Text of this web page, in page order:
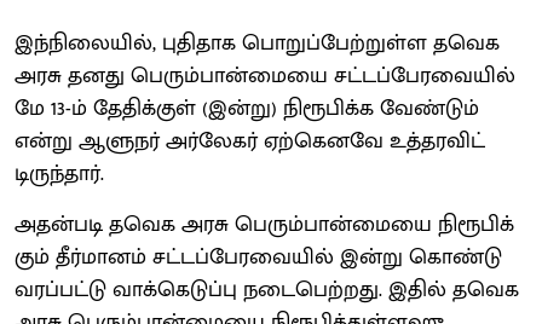
இந்​நிலை​யில், புதி​தாக பொறுப்​பேற்​றுள்ள தவெக
அரசு தனது பெரும்​பான்​மையை சட்​டப்​பேர​வை​யில்
மே 13-ம் தேதிக்​குள் (இன்று) நிரூபிக்க வேண்​டும்
என்று ஆளுநர் அர்​லேகர் ஏற்​கெனவே உத்​தர​விட்​
டிருந்தார்.
அதன்​படி தவெக அரசு பெரும்​பான்​மையை நிரூபிக்​
கும் தீர்​மானம் சட்​டப்​பேர​வை​யில் இன்று கொண்டு
வரப்​பட்டு வாக்​கெடுப்பு நடை​பெற்றது. இதில் தவெக